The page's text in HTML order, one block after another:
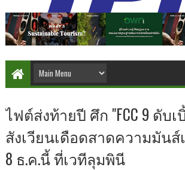
ไฟต์ส่งท้ายปี ศึก "FCC 9 ดับ
สังเวียนเดือดสาดความมัน
8 ธ.ค.นี้ ที่เวทีลุมพินี